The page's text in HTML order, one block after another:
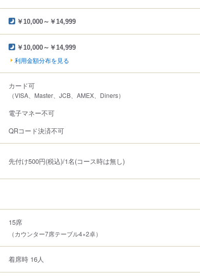
￥10,000～￥14,999
￥10,000～￥14,999
利用金額分布を見る
カード可
（VISA、Master、JCB、AMEX、Diners）
電子マネー不可
QRコード決済不可
先付け500円(税込)/1名(コース時は無し)
15席
（カウンター7席テーブル4×2卓）
着席時 16人